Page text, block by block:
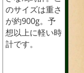
のサイズは重さ
が約900g。予
想以上に軽い時
計です。